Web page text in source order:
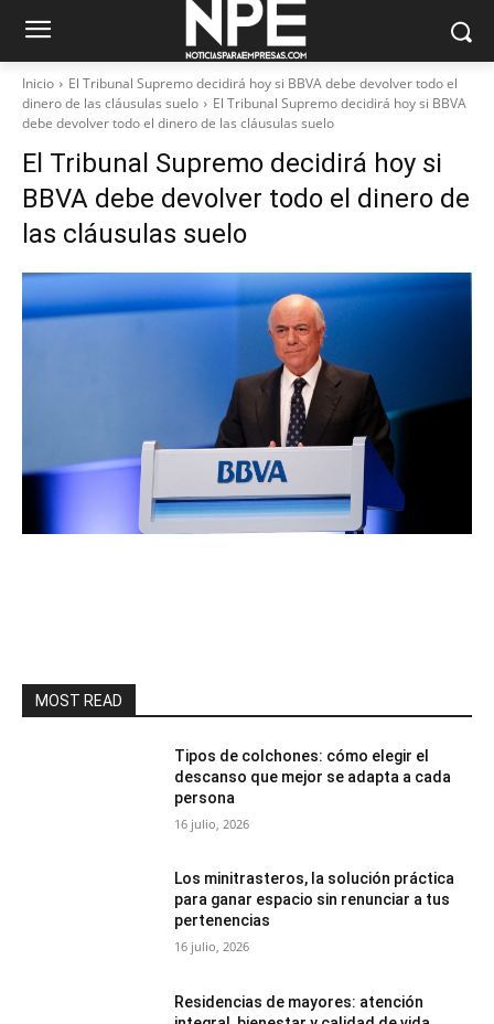
Inicio
El Tribunal Supremo decidirá hoy si BBVA debe devolver todo el
dinero de las cláusulas suelo
El Tribunal Supremo decidirá hoy si BBVA
debe devolver todo el dinero de las cláusulas suelo
El Tribunal Supremo decidirá hoy si
BBVA debe devolver todo el dinero de
las cláusulas suelo
MOST READ
Tipos de colchones: cómo elegir el
descanso que mejor se adapta a cada
persona
16 julio, 2026
Los minitrasteros, la solución práctica
para ganar espacio sin renunciar a tus
pertenencias
16 julio, 2026
Residencias de mayores: atención